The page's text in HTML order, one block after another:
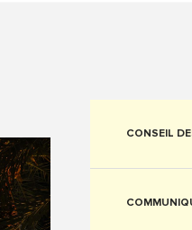
CONSEIL